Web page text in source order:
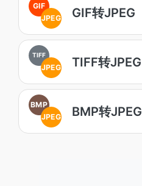
GIF
JPEG
GIF转JPEG
TIFF
JPEG TIFF转JPEG
BMP
JPEG
BMP转JPEG